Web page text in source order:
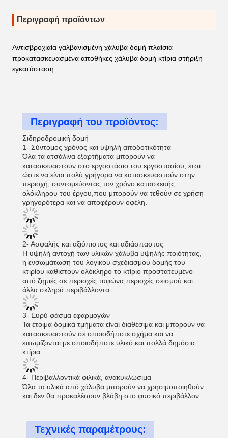
Περιγραφή προϊόντων
Αντισβροχιαία γαλβανισμένη χάλυβα δομή πλαίσια
προκατασκευασμένα αποθήκες χάλυβα δομή κτίρια στήριξη
εγκατάσταση
Περιγραφή του προϊόντος:
Σιδηροδρομική δομή
1- Σύντομος χρόνος και υψηλή αποδοτικότητα
Όλα τα ατσάλινα εξαρτήματα μπορούν να
κατασκευαστούν στο εργοστάσιο του εργοστασίου, έτσι
ώστε να είναι πολύ γρήγορα να κατασκευαστούν στην
περιοχή, συντομεύοντας τον χρόνο κατασκευής
ολόκληρου του έργου,που μπορούν να τεθούν σε χρήση
γρηγορότερα και να αποφέρουν οφέλη.
2- Ασφαλής και αξιόπιστος και αδιάσπαστος
Η υψηλή αντοχή των υλικών χάλυβα υψηλής ποιότητας,
η ενσωμάτωση του λογικού σχεδιασμού δομής του
κτιρίου καθιστούν ολόκληρο το κτίριο προστατευμένο
από ζημιές σε περιοχές τυφώνα,περιοχές σεισμού και
άλλα σκληρά περιβάλλοντα.
3- Ευρύ φάσμα εφαρμογών
Τα έτοιμα δομικά τμήματα είναι διαθέσιμα και μπορούν να
κατασκευαστούν σε οποιοδήποτε σχήμα και να
επωμίζονται με οποιοδήποτε υλικό.και πολλά δημόσια
κτίρια
4- Περιβαλλοντικά φιλικά, ανακυκλώσιμα
Όλα τα υλικά από χάλυβα μπορούν να χρησιμοποιηθούν
και δεν θα προκαλέσουν βλάβη στο φυσικό περιβάλλον.
Τεχνικές παραμέτρους: